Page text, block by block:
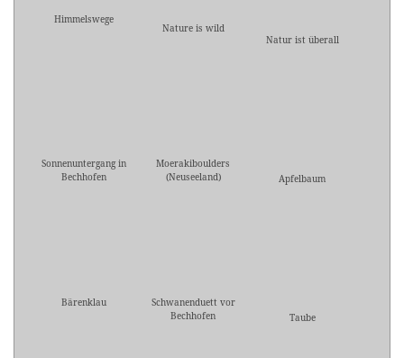
Himmelswege
Nature is wild
Natur ist überall
Sonnenuntergang in
Bechhofen
Moerakiboulders
(Neuseeland)
Apfelbaum
Bärenklau
Schwanenduett vor
Bechhofen
Taube